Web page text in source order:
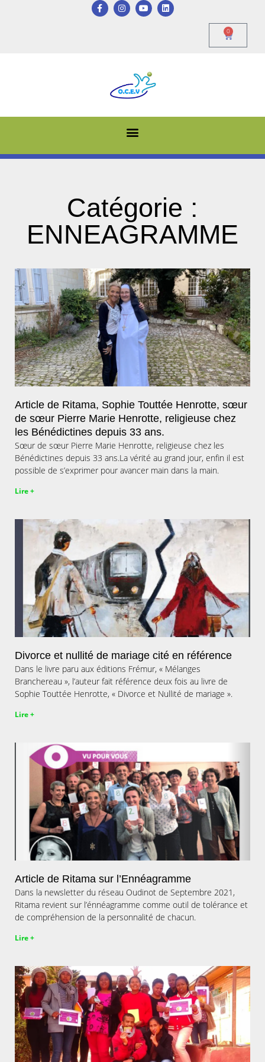
0
Catégorie :
ENNEAGRAMME
Article de Ritama, Sophie Touttée Henrotte, sœur
de sœur Pierre Marie Henrotte, religieuse chez
les Bénédictines depuis 33 ans.
Sœur de sœur Pierre Marie Henrotte, religieuse chez les
Bénédictines depuis 33 ans.La vérité au grand jour, enfin il est
possible de s’exprimer pour avancer main dans la main.
Lire +
Divorce et nullité de mariage cité en référence
Dans le livre paru aux éditions Frémur, « Mélanges
Branchereau », l’auteur fait référence deux fois au livre de
Sophie Touttée Henrotte, « Divorce et Nullité de mariage ».
Lire +
Article de Ritama sur l’Ennéagramme
Dans la newsletter du réseau Oudinot de Septembre 2021,
Ritama revient sur l’énnéagramme comme outil de tolérance et
de compréhension de la personnalité de chacun.
Lire +